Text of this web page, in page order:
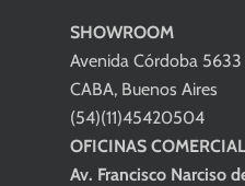
SHOWROOM
Avenida Córdoba 5633
CABA, Buenos Aires
(54)(11)45420504
OFICINAS
Av. Francisco Narciso